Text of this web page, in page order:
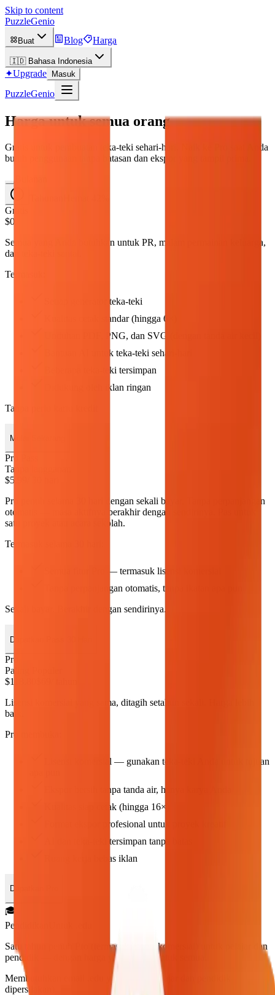
Skip to content
PuzzleGenio
Buat Blog Harga
🇮🇩 Bahasa Indonesia
✦Upgrade Masuk
PuzzleGenio
Harga untuk semua orang
Gratis untuk pembuatan teka-teki sehari-hari. Naik ke Pro saat Anda
butuh penggunaan tanpa batasan dan ekspor yang tampil prima.
Gratis
$0
Semua yang Anda butuhkan untuk PR, malam permainan keluarga,
dan teka-teki santai.
Termasuk:
Setiap generator teka-teki
Kualitas cetak standar (hingga 6×)
Unduhan PDF, PNG, dan SVG (dengan tanda air kecil)
Bantuan AI untuk teka-teki sehari-hari
Beberapa teka-teki tersimpan
Didukung oleh iklan ringan
Tanpa perlu kartu kredit
Mulai Sekarang
Pro Pass
Tanpa langganan
$5.99
Pro penuh selama 30 hari dengan sekali bayar. Tanpa perpanjangan
otomatis — masa aktifnya berakhir dengan sendirinya. Pas untuk
satu proyek atau acara sekolah.
Termasuk selama 30 hari:
Semua fitur Pro — termasuk lisensi komersial
Tanpa perpanjangan otomatis, tanpa ikatan apa pun
Sekali bayar. Berakhir dengan sendirinya.
Dapatkan Pass 30 Hari
Pro
Paling Populer
$118.80
Lisensi komersial yang sama, ditagih setahun sekali. Harga lebih
baik.
Pro membuka:
Lisensi komersial — gunakan teka-teki Anda untuk tujuan
Ekspor bersih tanpa tanda air, hanya karya Anda
Kualitas siap cetak (hingga 16×)
Format ekspor profesional untuk proyek kreatif
AI dan teka-teki tersimpan tanpa batas
Ruang kerja bebas iklan
Dapatkan Pro
🎓
Pendidikan
Satu tahun penuh Pro (termasuk lisensi komersial) untuk pelajar dan
pendidik — dengan harga yang cocok untuk semua.
Membutuhkan email .edu yang valid (pelajar dan pendidik
dipersilakan)